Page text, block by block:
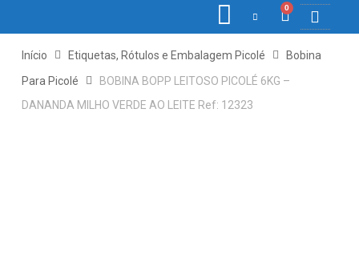
0
Início Etiquetas, Rótulos e Embalagem Picolé
Bobina
Para Picolé
BOBINA BOPP LEITOSO PICOLÉ 6KG –
DANANDA MILHO VERDE AO LEITE Ref: 12323